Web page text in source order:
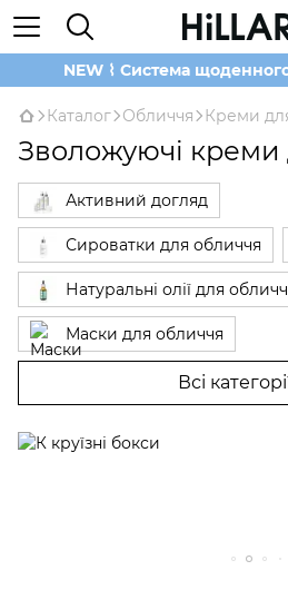
NEW ⌇ Система
Каталог Обличчя Креми
Зволожуючі креми
Активний догляд
Сироватки для обличчя
Натуральні олії для
Маски для обличчя
Б'юті Гаджети для обличчя
Експертні комплекси для
Всі